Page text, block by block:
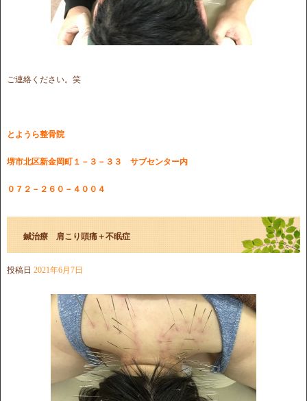
ご連絡ください。笑
とようら整骨院
堺市北区新金岡町１－３－３３ サブセンター内
０７２－２６０－４００４
鍼治療 肩こり頭痛＋不眠症
投稿日 2021年6月7日